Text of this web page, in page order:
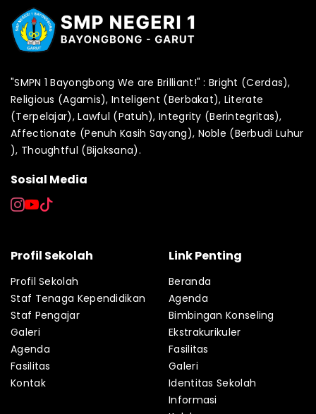
"SMPN 1 Bayongbong We are Brilliant!" : Bright (Cerdas),
Religious (Agamis), Inteligent (Berbakat), Literate
(Terpelajar), Lawful (Patuh), Integrity (Berintegritas),
Affectionate (Penuh Kasih Sayang), Noble (Berbudi Luhur
), Thoughtful (Bijaksana).
Sosial Media
Profil Sekolah
Profil Sekolah
Staf Tenaga Kependidikan
Staf Pengajar
Galeri
Agenda
Fasilitas
Kontak
Link Penting
Beranda
Agenda
Bimbingan Konseling
Ekstrakurikuler
Fasilitas
Galeri
Identitas Sekolah
Informasi